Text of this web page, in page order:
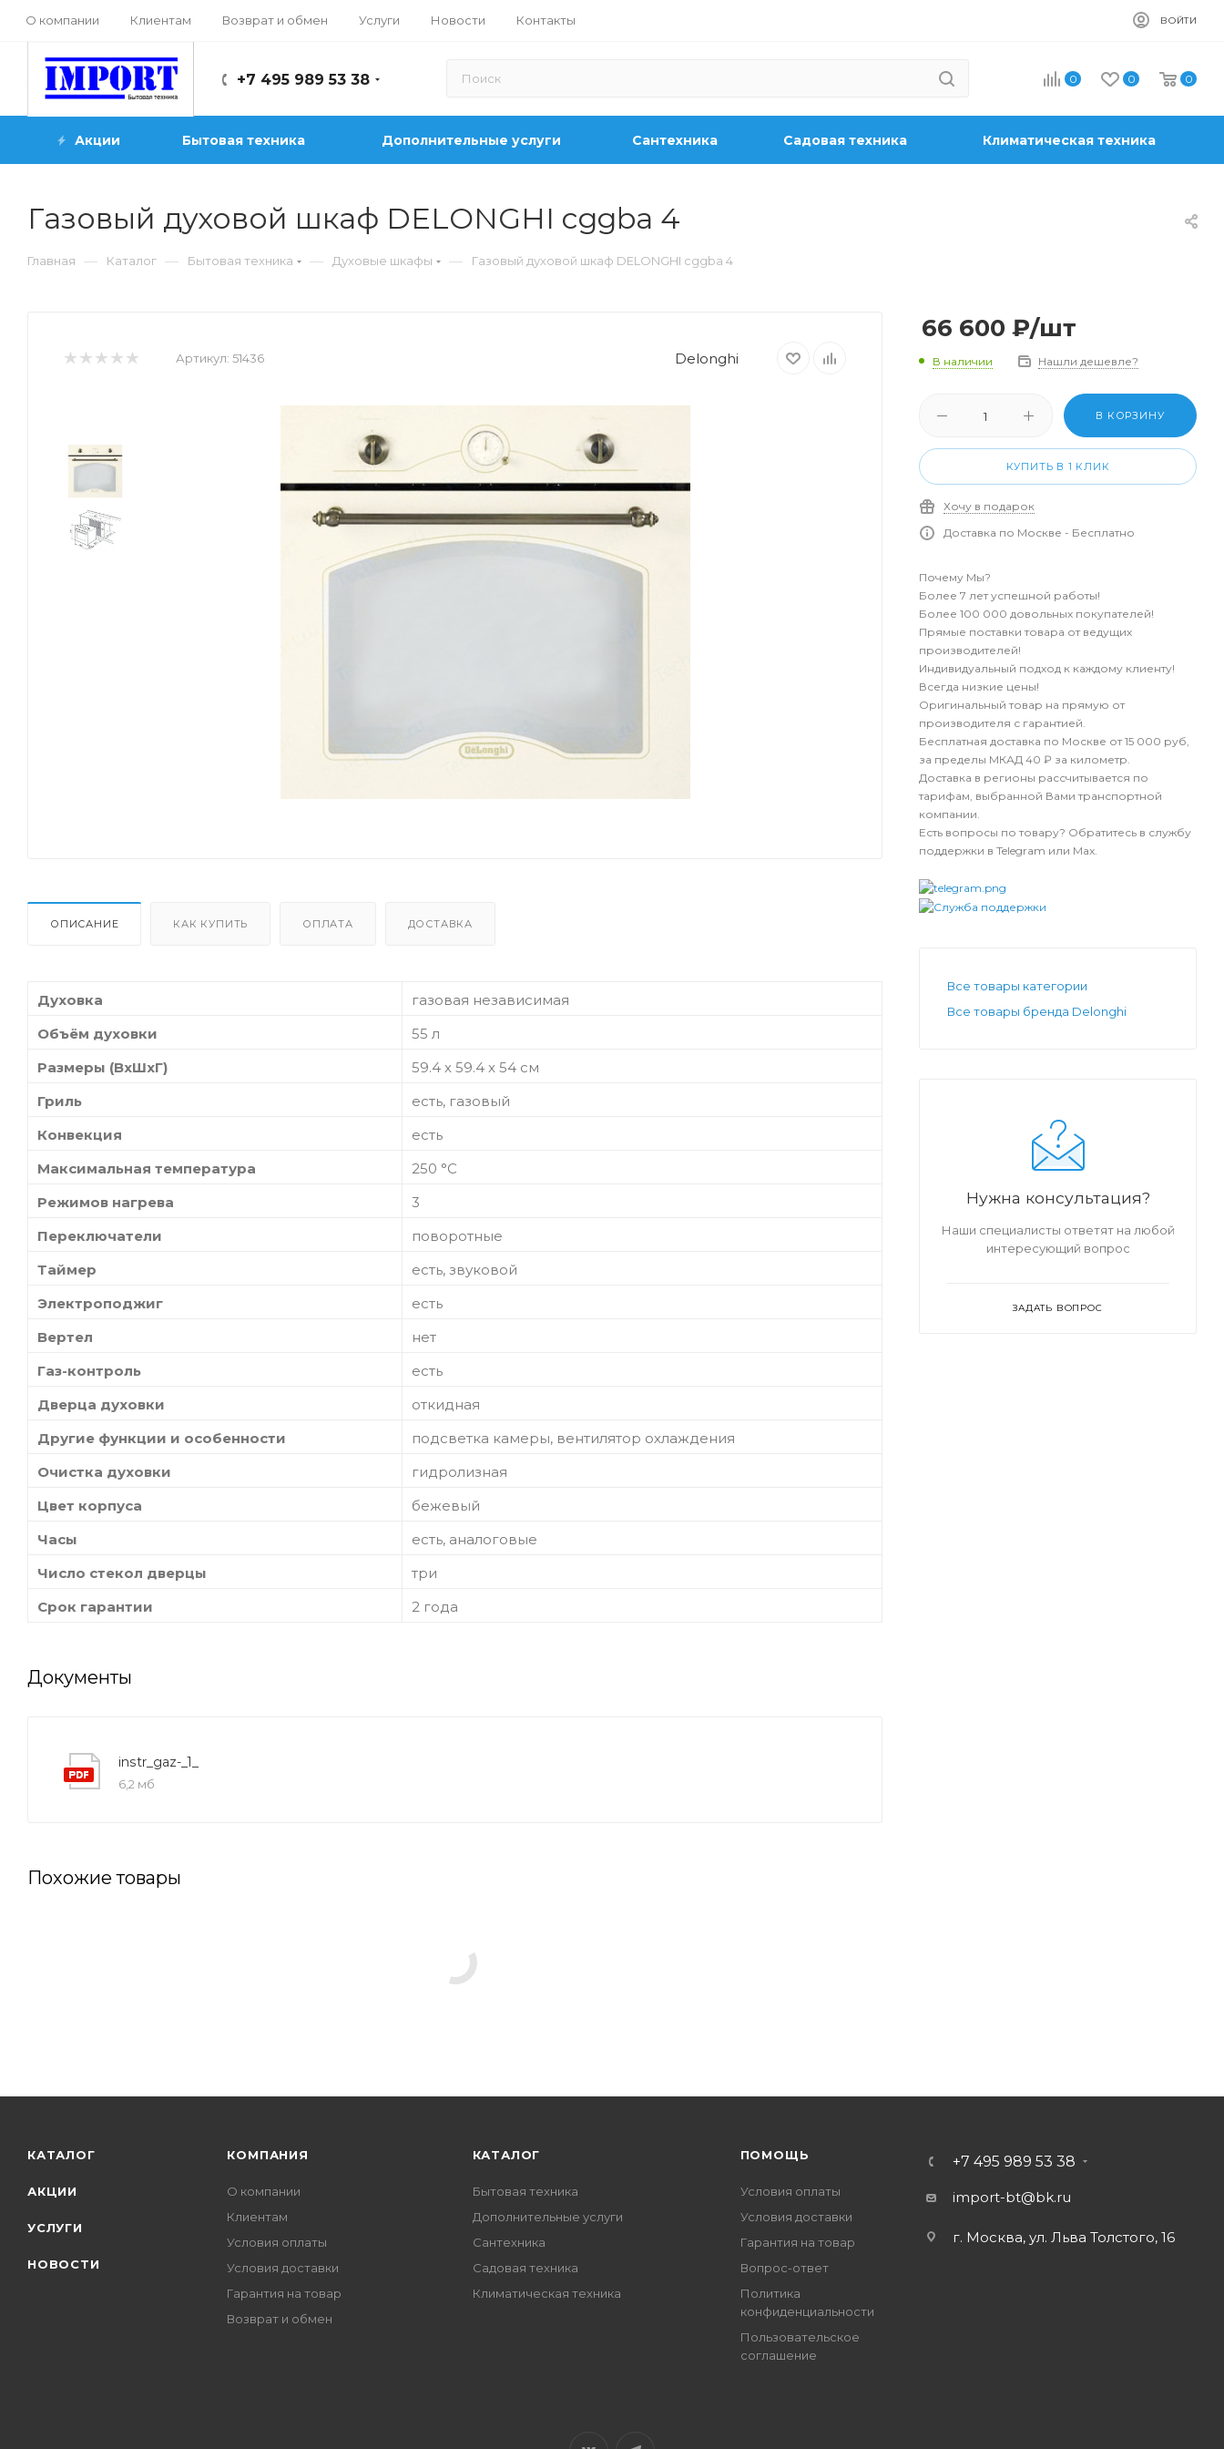
О компании Клиентам Возврат и обмен Услуги Новости Контакты ВОЙТИ
+7 495 989 53 38 0 0 0
Акции Бытовая техника Дополнительные услуги Сантехника Садовая техника Климатическая техника
Газовый духовой шкаф DELONGHI cggba 4
Главная — Каталог — Бытовая техника — Духовые шкафы — Газовый духовой шкаф DELONGHI cggba 4
Артикул: 51436 Delonghi
ОПИСАНИЕ КАК КУПИТЬ ОПЛАТА ДОСТАВКА
Духовка
газовая независимая
Объём духовки
55 л
Размеры (ВхШхГ)
59.4 х 59.4 x 54 см
Гриль
есть, газовый
Конвекция
есть
Максимальная температура
250 °С
Режимов нагрева
3
Переключатели
поворотные
Таймер
есть, звуковой
Электроподжиг
есть
Вертел
нет
Газ-контроль
есть
Дверца духовки
откидная
Другие функции и особенности
подсветка камеры, вентилятор охлаждения
Очистка духовки
гидролизная
Цвет корпуса
бежевый
Часы
есть, аналоговые
Число стекол дверцы
три
Срок гарантии
2 года
Документы
instr_gaz-_1_
6,2 мб
Похожие товары
66 600 ₽/шт
В наличии Нашли дешевле?
В КОРЗИНУ
КУПИТЬ В 1 КЛИК
Хочу в подарок
Доставка по Москве - Бесплатно
Почему Мы?
Более 7 лет успешной работы!
Более 100 000 довольных покупателей!
Прямые поставки товара от ведущих
производителей!
Индивидуальный подход к каждому клиенту!
Всегда низкие цены!
Оригинальный товар на прямую от
производителя с гарантией.
Бесплатная доставка по Москве от 15 000 руб,
за пределы МКАД 40 ₽ за километр.
Доставка в регионы рассчитывается по
тарифам, выбранной Вами транспортной
компании.
Есть вопросы по товару? Обратитесь в службу
поддержки в Telegram или Max.
Все товары категории
Все товары бренда Delonghi
Нужна консультация?
Наши специалисты ответят на любой
интересующий вопрос
ЗАДАТЬ ВОПРОС
КАТАЛОГ
АКЦИИ
УСЛУГИ
НОВОСТИ
КОМПАНИЯ
О компании
Клиентам
Условия оплаты
Условия доставки
Гарантия на товар
Возврат и обмен
КАТАЛОГ
Бытовая техника
Дополнительные услуги
Сантехника
Садовая техника
Климатическая техника
ПОМОЩЬ
Условия оплаты
Условия доставки
Гарантия на товар
Вопрос-ответ
Политика
конфиденциальности
Пользовательское
соглашение
+7 495 989 53 38
import-bt@bk.ru
г. Москва, ул. Льва Толстого, 16